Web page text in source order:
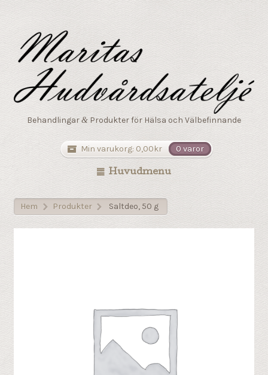
Behandlingar & Produkter för Hälsa och Välbefinnande
Min varukorg: 0,00kr 0 varor
Huvudmenu
Hem > Produkter > Saltdeo, 50 g